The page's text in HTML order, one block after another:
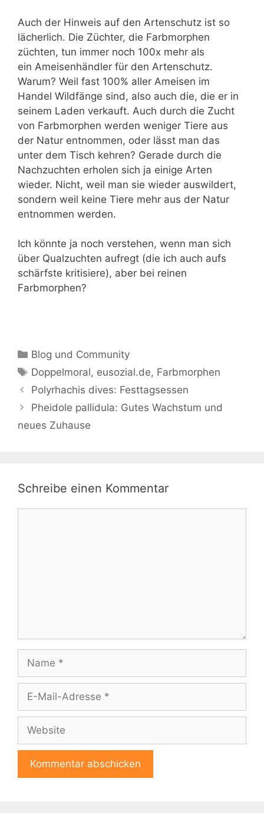
Auch der Hinweis auf den Artenschutz ist so
lächerlich. Die Züchter, die Farbmorphen
züchten, tun immer noch 100x mehr als
ein Ameisenhändler für den Artenschutz.
Warum? Weil fast 100% aller Ameisen im
Handel Wildfänge sind, also auch die, die er in
seinem Laden verkauft. Auch durch die Zucht
von Farbmorphen werden weniger Tiere aus
der Natur entnommen, oder lässt man das
unter dem Tisch kehren? Gerade durch die
Nachzuchten erholen sich ja einige Arten
wieder. Nicht, weil man sie wieder auswildert,
sondern weil keine Tiere mehr aus der Natur
entnommen werden.
Ich könnte ja noch verstehen, wenn man sich
über Qualzuchten aufregt (die ich auch aufs
schärfste kritisiere), aber bei reinen
Farbmorphen?
Kategorien
Blog und Community
Schlagwörter
Doppelmoral, eusozial.de, Farbmorphen
Polyrhachis dives: Festtagsessen
Pheidole pallidula: Gutes Wachstum und
neues Zuhause
Schreibe einen Kommentar
Mail-
Adresse